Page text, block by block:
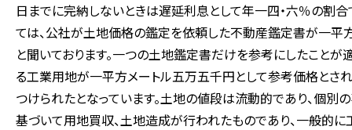
日までに完納しないときは遅延利息として年一四・六％の割
ては、公社が土地価格の鑑定を依頼した不動産鑑定書が一
と聞いております。一つの土地鑑定書だけを参考にしたこと
る工業用地が一平方メートル五万五千円として参考価格とさ
つけられたとなっています。土地の値段は流動的であり、個
基づいて用地買収、土地造成が行われたものであり、一般的